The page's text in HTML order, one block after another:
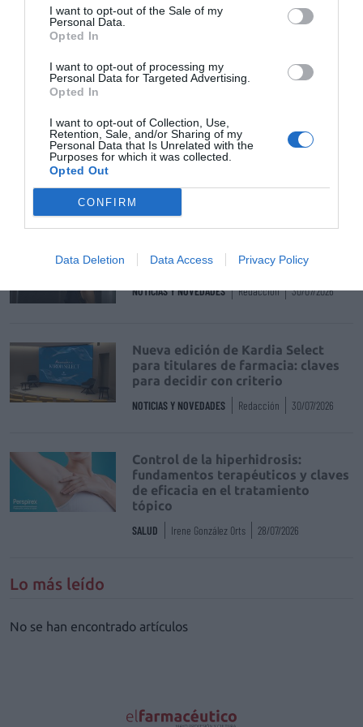
I want to opt-out of the Sale of my
Personal Data.
Opted In
I want to opt-out of processing my
Personal Data for Targeted Advertising.
Opted In
I want to opt-out of Collection, Use,
Retention, Sale, and/or Sharing of my
Personal Data that Is Unrelated with the
Purposes for which it was collected.
Opted Out
CONFIRM
Data Deletion Data Access Privacy Policy
trazabilidad
DIGITAL Isabel Marín Moral
Récord de comunicaciones para el
24 Congreso Nacional
NOTICIAS Y NOVEDADES
La farmacia, un apoyo esencial en
el cuidado infantil
NOTICIAS Y NOVEDADES Redacción 30/07/2026
Nueva edición de Kardia Select
para titulares de farmacia: claves
para decidir con criterio
NOTICIAS Y NOVEDADES Redacción 30/07/2026
Control de la hiperhidrosis:
fundamentos terapéuticos y claves
de eficacia en el tratamiento
tópico
SALUD Irene González Orts 28/07/2026
Lo más leído
No se han encontrado artículos